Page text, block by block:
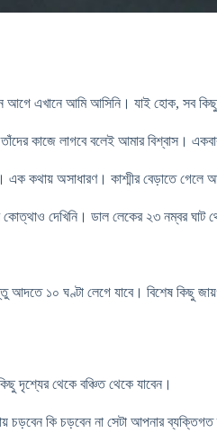
আগে এখানে আমি আসিনি। যাই হোক, সব
কাজে লাগবে বলেই আমার বিশ্বাস।
কথায় অসাধারণ। কাশ্মীর বেড়াতে গেলে
দেখিনি। ডাল লেকের ২৩ নম্বর
১০ ঘণ্টা লেগে যাবে। বিশেষ কিছু
দৃশ্যের থেকে বঞ্চিত থেকে যাবেন।
কি চড়বেন না সেটা আপনার ব্যক্তিগত